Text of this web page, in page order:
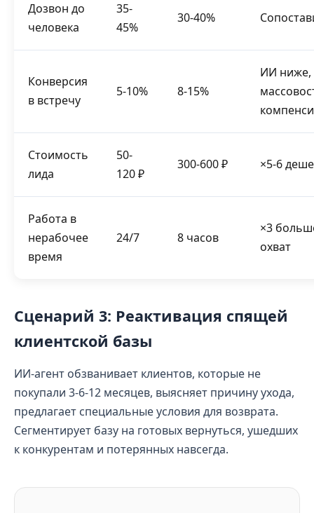
Дозвон до
человека
35-
45%
30-40%
Конверсия
в встречу
5-10% 8-15%
ИИ ниже,
Стоимость
лида
50-
120 ₽
300-600 ₽ ×5-6
Работа в
нерабочее
время
24/7 8 часов
×3
охват
Сценарий 3: Реактивация спящей
клиентской базы
ИИ-агент обзванивает клиентов, которые не
покупали 3-6-12 месяцев, выясняет причину ухода,
предлагает специальные условия для возврата.
Сегментирует базу на готовых вернуться, ушедших
к конкурентам и потерянных навсегда.